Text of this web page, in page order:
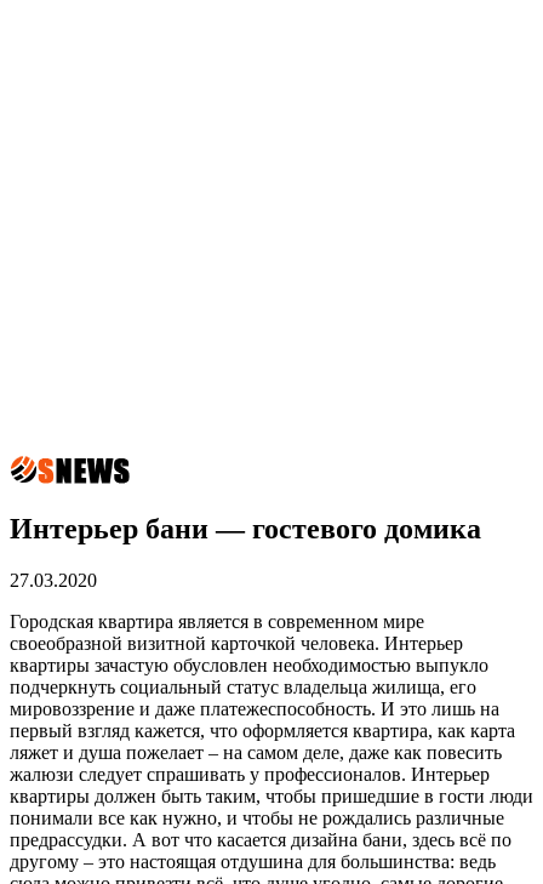
Интерьер бани — гостевого домика
27.03.2020
Городская квартира является в современном мире
своеобразной визитной карточкой человека. Интерьер
квартиры зачастую обусловлен необходимостью выпукло
подчеркнуть социальный статус владельца жилища, его
мировоззрение и даже платежеспособность. И это лишь на
первый взгляд кажется, что оформляется квартира, как карта
ляжет и душа пожелает – на самом деле, даже как повесить
жалюзи следует спрашивать у профессионалов. Интерьер
квартиры должен быть таким, чтобы пришедшие в гости люди
понимали все как нужно, и чтобы не рождались различные
предрассудки. А вот что касается дизайна бани, здесь всё по
другому – это настоящая отдушина для большинства: ведь